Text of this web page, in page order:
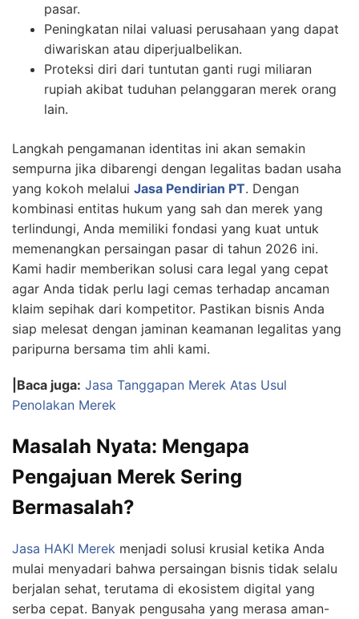
pasar.
Peningkatan nilai valuasi perusahaan yang dapat
diwariskan atau diperjualbelikan.
Proteksi diri dari tuntutan ganti rugi miliaran
rupiah akibat tuduhan pelanggaran merek orang
lain.
Langkah pengamanan identitas ini akan semakin
sempurna jika dibarengi dengan legalitas badan usaha
yang kokoh melalui Jasa Pendirian PT. Dengan
kombinasi entitas hukum yang sah dan merek yang
terlindungi, Anda memiliki fondasi yang kuat untuk
memenangkan persaingan pasar di tahun 2026 ini.
Kami hadir memberikan solusi cara legal yang cepat
agar Anda tidak perlu lagi cemas terhadap ancaman
klaim sepihak dari kompetitor. Pastikan bisnis Anda
siap melesat dengan jaminan keamanan legalitas yang
paripurna bersama tim ahli kami.
|Baca juga: Jasa Tanggapan Merek Atas Usul
Penolakan Merek
Masalah Nyata: Mengapa
Pengajuan Merek Sering
Bermasalah?
Jasa HAKI Merek menjadi solusi krusial ketika Anda
mulai menyadari bahwa persaingan bisnis tidak selalu
berjalan sehat, terutama di ekosistem digital yang
serba cepat. Banyak pengusaha yang merasa aman-